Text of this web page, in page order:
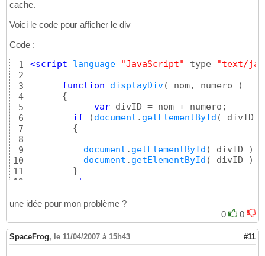
cache.
Voici le code pour afficher le div
Code :
1
2
3
4
5
6
7
8
9
10
11
12
14
16
17
18
<script language="JavaScript" type="text/
function
displayDiv( nom, numero
)
{
var divID = nom + numero;
if
(document . getElementById ( divID
{
document . getElementById ( divID )
document . getElementById ( divID )
}
else
document.
divID )
}
}
</script>
une idée pour mon problème ?
0
0
SpaceFrog, le 11/04/2007 à 15h43 #11